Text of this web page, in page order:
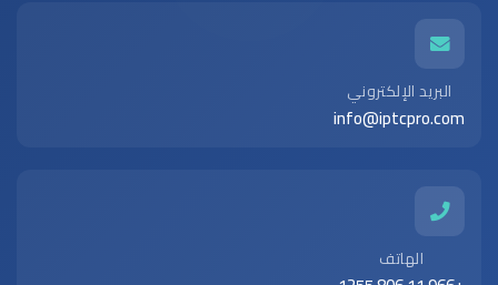
البريد الإلكتروني
info@iptcpro.com
الهاتف